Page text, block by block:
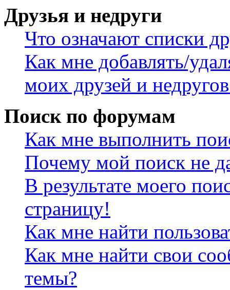
Друзья и недруги
Что означают списки
Как мне добавлять/
моих друзей и
Поиск по форумам
Как мне выполнить
Почему мой поиск не
В результате моего
страницу!
Как мне найти
Как мне найти свои
темы?